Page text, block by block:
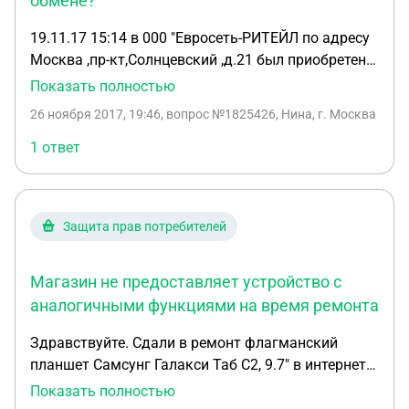
19.11.17 15:14 в 000 "Евросеть-РИТЕЙЛ по адресу
Москва ,пр-кт,Солнцевский ,д.21 был приобретен
телефон модель Fly FF245 ,нам не понравилось
меню сложновато,мы хотели его обменять на
другой телефон ,но когда мы пришли в Евросеть
через неделю,то-есть 26.11.17. нам в обмене
отказали ,сказали что исправный телефон не
следующий день не смогли пойти, бланк-
заполнения жолобы-притензии, хотя есть
положение, что в течении 14 дней можно
цвету или еще по каким то иным причинам,в
инструкции нет надлежащего пояснения. Роман
администратор этого отдела Евросети сказал что
Показать полностью
26 ноября 2017, 19:46, вопрос №1825426, Нина, г. Москва
1 ответ
Защита прав потребителей
Магазин не предоставляет устройство с
аналогичными функциями на время ремонта
Здравствуйте. Сдали в ремонт флагманский
планшет Самсунг Галакси Таб С2, 9.7" в интернет
магазин, купленный там ранее три месяца назад.
Показать полностью